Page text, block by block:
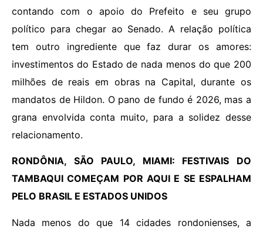
contando com o apoio do Prefeito e seu grupo
político para chegar ao Senado. A relação política
tem outro ingrediente que faz durar os amores:
investimentos do Estado de nada menos do que 200
milhões de reais em obras na Capital, durante os
mandatos de Hildon. O pano de fundo é 2026, mas a
grana envolvida conta muito, para a solidez desse
relacionamento.
RONDÔNIA, SÃO PAULO, MIAMI: FESTIVAIS DO
TAMBAQUI COMEÇAM POR AQUI E SE ESPALHAM
PELO BRASIL E ESTADOS UNIDOS
Nada menos do que 14 cidades rondonienses, a